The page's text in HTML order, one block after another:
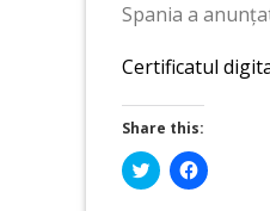
Spania a
Certificatul
Share this:
Click
to
Click
to